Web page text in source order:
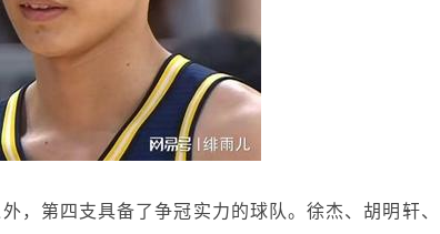
，第四支具备了争冠实力的球队。徐杰、胡明轩、